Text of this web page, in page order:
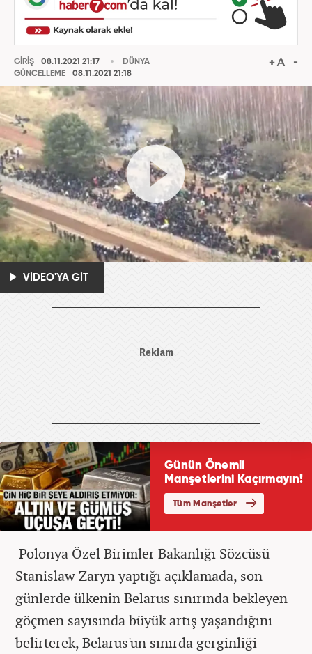
GİRİŞ
08.11.2021 21:17
GÜNCELLEME
08.11.2021 21:18
DÜNYA
VİDEO'YA GİT
Polonya Özel Birimler Bakanlığı Sözcüsü
Stanislaw Zaryn yaptığı açıklamada, son
günlerde ülkenin Belarus sınırında bekleyen
göçmen sayısında büyük artış yaşandığını
belirterek, Belarus'un sınırda gerginliği